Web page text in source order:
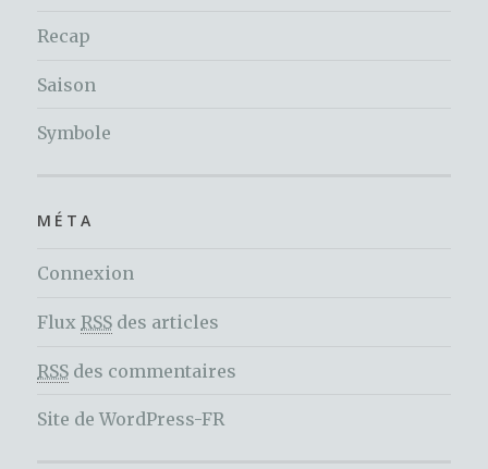
Recap
Saison
Symbole
MÉTA
Connexion
Flux RSS des articles
RSS des commentaires
Site de WordPress-FR